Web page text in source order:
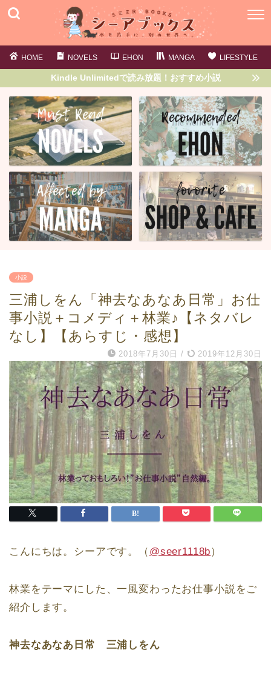
HOME NOVELS EHON MANGA LIFESTYLE
Kindle Unlimitedで読み放題！おすすめ小説
小説
三浦しをん「神去なあなあ日常」お仕
事小説＋コメディ＋林業♪【ネタバレ
なし】【あらすじ・感想】
2018年7月30日 / 2019年12月30日
こんにちは。シーアです。（ @seer1118b）
林業をテーマにした、一風変わったお仕事小説をご
紹介します。
神去なあなあ日常 三浦しをん